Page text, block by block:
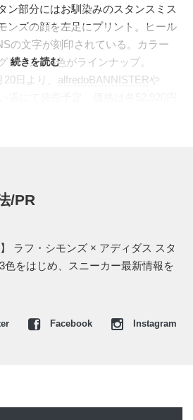
ン部分にはお馴染みのスタンスミス
ンズの顔を左足にプリント。ヒール
の文字が刻印されている。カラー
リーンの3色がラインナップ。
日より、 alfredoBANNISTERや
続きを読む
/PR
ラフ・シモンズ × アディダス スタ
色をはじめ、スニーカー最新情報を
Facebook Instagram